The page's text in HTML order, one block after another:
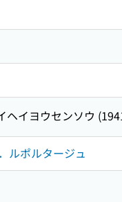
ヘイヨウセンソウ
ルポルタージュ